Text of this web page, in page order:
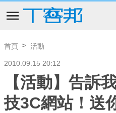
首頁 活動
2010.09.15 20:12
【活動】告訴
技3C網站！送